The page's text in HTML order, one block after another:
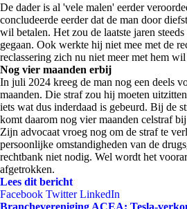
De dader is al 'vele malen' eerder
concludeerde eerder dat de man door
wil betalen. Het zou de laatste jaren
gegaan. Ook werkte hij niet mee met de
reclassering zich nu niet meer met hem
Nog vier maanden erbij
In juli 2024 kreeg de man nog een deels
maanden. Die straf zou hij moeten
iets wat dus inderdaad is gebeurd. Bij de
komt daarom nog vier maanden celstraf
Zijn advocaat vroeg nog om de straf te
persoonlijke omstandigheden van de
rechtbank niet nodig. Wel wordt het
afgetrokken.
Lees dit bericht
Facebook Twitter LinkedIn
Branchevereniging ACEA: Tesla-